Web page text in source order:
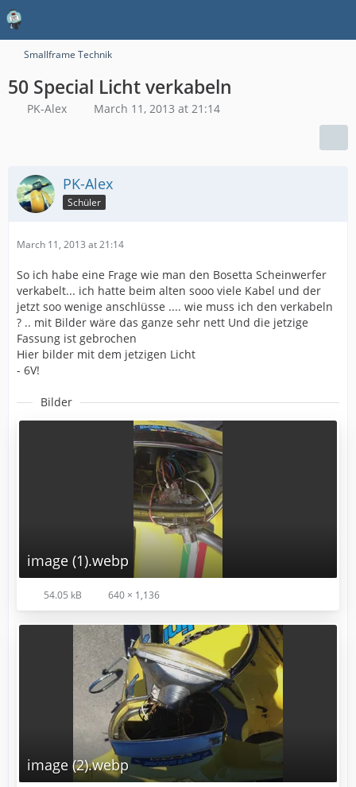
Smallframe Technik
50 Special Licht verkabeln
PK-Alex March 11, 2013 at 21:14
PK-Alex
Schüler
March 11, 2013 at 21:14
So ich habe eine Frage wie man den Bosetta Scheinwerfer
verkabelt... ich hatte beim alten sooo viele Kabel und der
jetzt soo wenige anschlüsse .... wie muss ich den verkabeln
? .. mit Bilder wäre das ganze sehr nett Und die jetzige
Fassung ist gebrochen
Hier bilder mit dem jetzigen Licht
- 6V!
Bilder
image (1).webp
54.05 kB 640 × 1,136
image (2).webp